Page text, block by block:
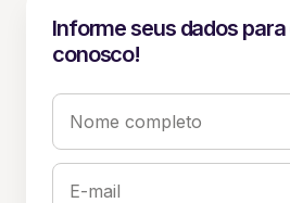
Informe seus dados
conosco!
Nome completo
E-mail